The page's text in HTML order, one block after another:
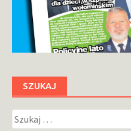
SZUKAJ
Szukaj: